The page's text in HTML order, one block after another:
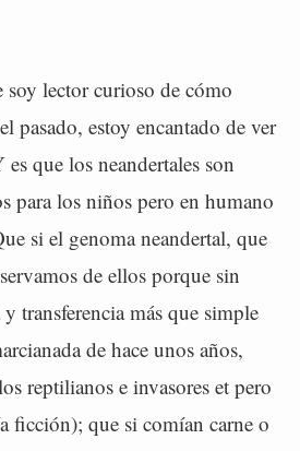
soy lector curioso de cómo
pasado, estoy encantado de ver
que los neandertales son
para los niños pero en humano
si el genoma neandertal, que
de ellos porque sin
transferencia más que simple
de hace unos años,
reptilianos e invasores et pero
ficción); que si comían carne o